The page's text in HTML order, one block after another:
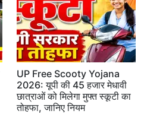
UP Free Scooty Yojana
2026: यूपी की 45 हजार मेधावी
छात्राओं को मिलेगा मुफ्त स्कूटी का
तोहफा, जानिए नियम